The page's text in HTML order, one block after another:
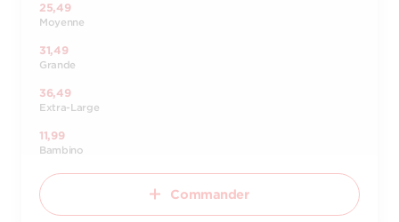
25,49
Moyenne
31,49
Grande
36,49
Extra-Large
11,99
Bambino
Commander